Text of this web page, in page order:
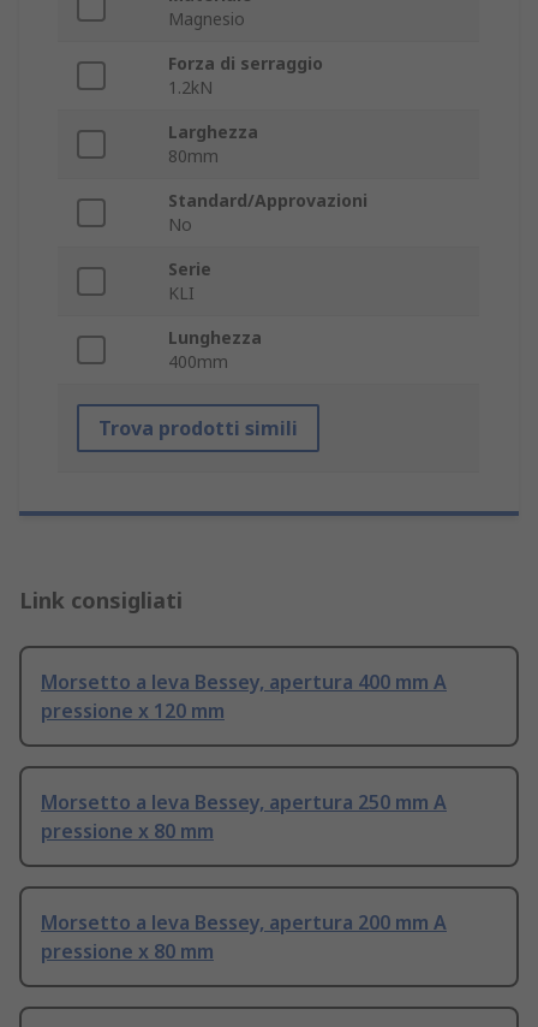
Magnesio
Forza di serraggio
1.2kN
Larghezza
80mm
Standard/Approvazioni
No
Serie
KLI
Lunghezza
400mm
Trova prodotti simili
Link consigliati
Morsetto a leva Bessey, apertura 400 mm A
pressione x 120 mm
Morsetto a leva Bessey, apertura 250 mm A
pressione x 80 mm
Morsetto a leva Bessey, apertura 200 mm A
pressione x 80 mm